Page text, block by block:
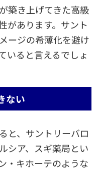
築き上げてきた高級
があります。サント
ージの希薄化を避け
いると言えるでしょ
ない
と、サントリーバロ
シア、スギ薬局とい
・キホーテのような